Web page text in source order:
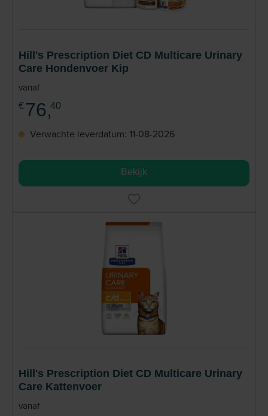
Hill's Prescription Diet CD Multicare Urinary
Care Hondenvoer Kip
vanaf
€ 76,40
Verwachte leverdatum: 11-08-2026
Bekijk
Hill's Prescription Diet CD Multicare Urinary
Care Kattenvoer
vanaf